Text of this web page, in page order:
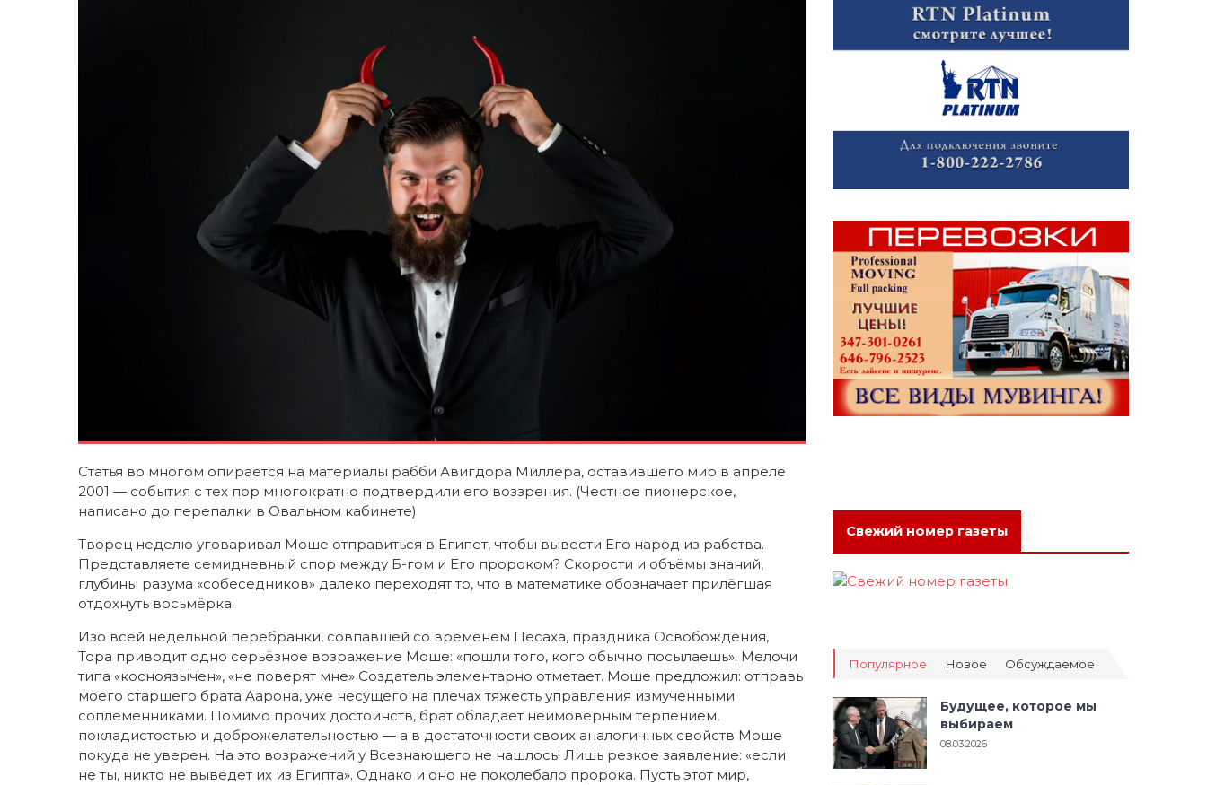
Статья во многом опирается на материалы рабби Авигдора Миллера, оставившего мир в апреле
2001 — события с тех пор многократно подтвердили его воззрения. (Честное пионерское,
написано до перепалки в Овальном кабинете)
Творец неделю уговаривал Моше отправиться в Египет, чтобы вывести Его народ из рабства.
Представляете семидневный спор между Б-гом и Его пророком? Скорости и объёмы знаний,
глубины разума «собеседников» далеко переходят то, что в математике обозначает прилёгшая
отдохнуть восьмёрка.
Изо всей недельной перебранки, совпавшей со временем Песаха, праздника Освобождения,
Тора приводит одно серьёзное возражение Моше: «пошли того, кого обычно посылаешь». Мелочи
типа «косноязычен», «не поверят мне» Создатель элементарно отметает. Моше предложил: отправь
моего старшего брата Аарона, уже несущего на плечах тяжесть управления измученными
соплеменниками. Помимо прочих достоинств, брат обладает неимоверным терпением,
покладистостью и доброжелательностью — а в достаточности своих аналогичных свойств Моше
покуда не уверен. На это возражений у Всезнающего не нашлось! Лишь резкое заявление: «если
не ты, никто не выведет их из Египта». Однако и оно не поколебало пророка. Пусть этот мир,
Свежий номер газеты
Популярное Новое Обсуждаемое
Будущее, которое мы
выбираем
08.03.2026